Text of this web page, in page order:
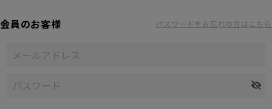
会員のお客様 パスワードをお忘れの方はこちら